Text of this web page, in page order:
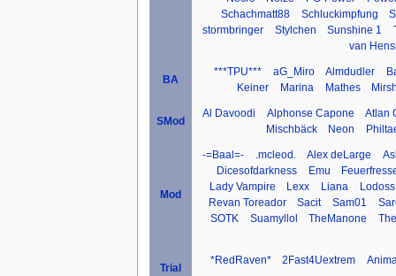
Schachmatt88
Schluckimpfung
stormbringer
Stylchen Sunshine 1
van
BA
***TPU*** aG_Miro Almdudler
Keiner
Marina Mathes
SMod
Al Davoodi Alphonse Capone
Atlan
Mischbäck
Neon
Mod
-=Baal=- .mcleod. Alex deLarge
Dicesofdarkness
Emu
Lady Vampire
Lexx Liana
Lodoss
Revan Toreador
Sacit Sam01
SOTK
Suamyllol TheManone
Trial
*RedRaven* 2Fast4Uextrem